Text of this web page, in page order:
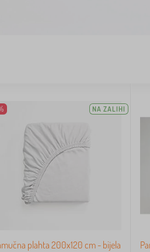
NA ZALIHI
plahta 200x120 cm - bijela